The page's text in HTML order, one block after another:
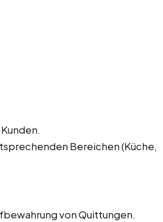
Bereichen (Küche,
von Quittungen.